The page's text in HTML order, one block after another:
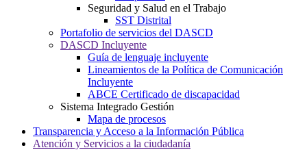
Seguridad y Salud en el Trabajo
SST Distrital
Portafolio de servicios del DASCD
DASCD Incluyente
Guía de lenguaje incluyente
Lineamientos de la Política de Comunicación
Incluyente
ABCE Certificado de discapacidad
Sistema Integrado Gestión
Mapa de procesos
Transparencia y Acceso a la Información Pública
Atención y Servicios a la ciudadanía